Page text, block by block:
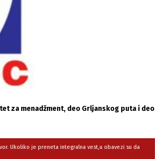
za menadžment, deo Grljanskog puta i deo
Ukoliko je preneta integralna vest,u obavezi su da